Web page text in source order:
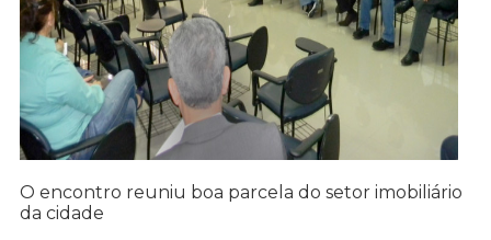
O encontro reuniu boa parcela do setor imobiliário
da cidade